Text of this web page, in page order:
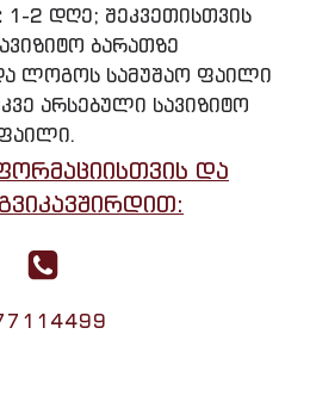
1-2 დღე; შეკვეთისთვის
ბარათზე
ლოგოს სამუშაო ფაილი
არსებული სავიზიტო
და